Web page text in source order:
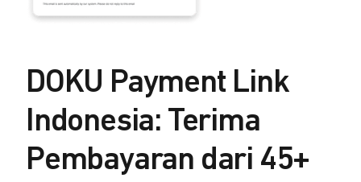
DOKU Payment Link
Indonesia: Terima
Pembayaran dari 45+